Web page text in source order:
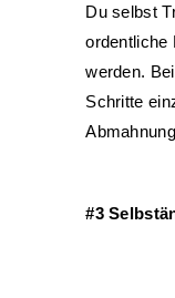
Du selbst
ordentliche
werden.
Schritte
#3